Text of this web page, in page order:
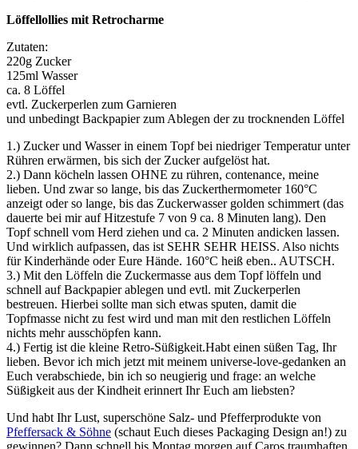
Löffellollies mit Retrocharme
Zutaten:
220g Zucker
125ml Wasser
ca. 8 Löffel
evtl. Zuckerperlen zum Garnieren
und unbedingt Backpapier zum Ablegen der zu trocknenden Löffel
1.) Zucker und Wasser in einem Topf bei niedriger Temperatur unter
Rühren erwärmen, bis sich der Zucker aufgelöst hat.
2.) Dann köcheln lassen OHNE zu rühren, contenance, meine
lieben. Und zwar so lange, bis das Zuckerthermometer 160°C
anzeigt oder so lange, bis das Zuckerwasser golden schimmert (das
dauerte bei mir auf Hitzestufe 7 von 9 ca. 8 Minuten lang). Den
Topf schnell vom Herd ziehen und ca. 2 Minuten andicken lassen.
Und wirklich aufpassen, das ist SEHR SEHR HEISS. Also nichts
für Kinderhände oder Eure Hände. 160°C heiß eben.. AUTSCH.
3.) Mit den Löffeln die Zuckermasse aus dem Topf löffeln und
schnell auf Backpapier ablegen und evtl. mit Zuckerperlen
bestreuen. Hierbei sollte man sich etwas sputen, damit die
Topfmasse nicht zu fest wird und man mit den restlichen Löffeln
nichts mehr ausschöpfen kann.
4.) Fertig ist die kleine Retro-Süßigkeit.Habt einen süßen Tag, Ihr
lieben. Bevor ich mich jetzt mit meinem universe-love-gedanken an
Euch verabschiede, bin ich so neugierig und frage: an welche
Süßigkeit aus der Kindheit erinnert Ihr Euch am liebsten?
Und habt Ihr Lust, superschöne Salz- und Pfefferprodukte von
Pfeffersack & Söhne (schaut Euch dieses Packaging Design an!) zu
gewinnen? Dann schnell bis Montag morgen auf Caros traumhaften